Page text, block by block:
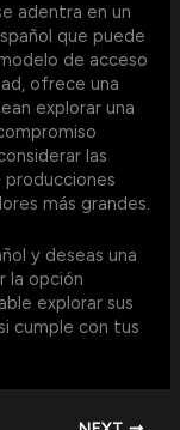
adentra en un
que puede
de acceso
ofrece una
explorar una
las
más grandes.
y deseas una
la opción
explorar sus
cumple con tus